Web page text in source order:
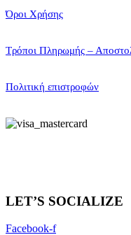
Όροι Χρήσης
Τρόποι Πληρωμής –
Πολιτική επιστροφών
LET’S SOCIALIZE
Facebook-f